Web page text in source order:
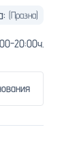
(Празна)
20:00ч.